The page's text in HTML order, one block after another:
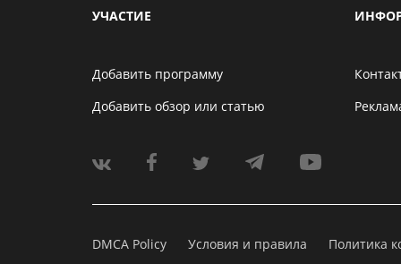
УЧАСТИЕ
Добавить программу
Добавить обзор или статью
DMCA Policy Условия и правила Политика